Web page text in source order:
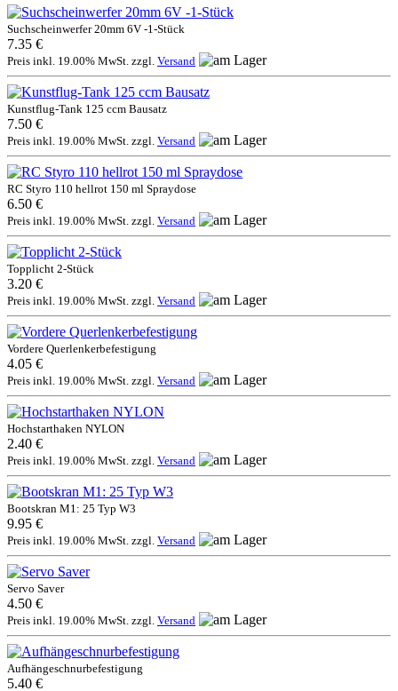
Suchscheinwerfer 20mm 6V -1-Stück
7.35 €
Preis inkl. 19.00% MwSt. zzgl. Versand
Kunstflug-Tank 125 ccm Bausatz
7.50 €
Preis inkl. 19.00% MwSt. zzgl. Versand
RC Styro 110 hellrot 150 ml Spraydose
6.50 €
Preis inkl. 19.00% MwSt. zzgl. Versand
Topplicht 2-Stück
3.20 €
Preis inkl. 19.00% MwSt. zzgl. Versand
Vordere Querlenkerbefestigung
4.05 €
Preis inkl. 19.00% MwSt. zzgl. Versand
Hochstarthaken NYLON
2.40 €
Preis inkl. 19.00% MwSt. zzgl. Versand
Bootskran M1: 25 Typ W3
9.95 €
Preis inkl. 19.00% MwSt. zzgl. Versand
Servo Saver
4.50 €
Preis inkl. 19.00% MwSt. zzgl. Versand
Aufhängeschnurbefestigung
5.40 €